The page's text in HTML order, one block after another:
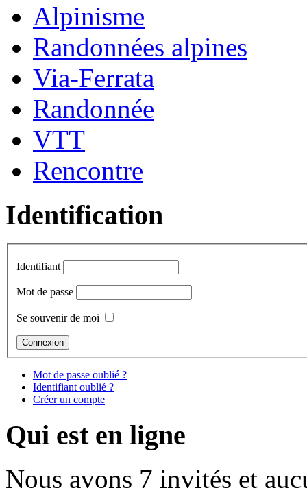
Alpinisme
Randonnées alpines
Via-Ferrata
Randonnée
VTT
Rencontre
Identification
Identifiant
Mot de passe
Se souvenir de moi
Mot de passe oublié ?
Identifiant oublié ?
Créer un compte
Qui est en ligne
Nous avons 7 invités et